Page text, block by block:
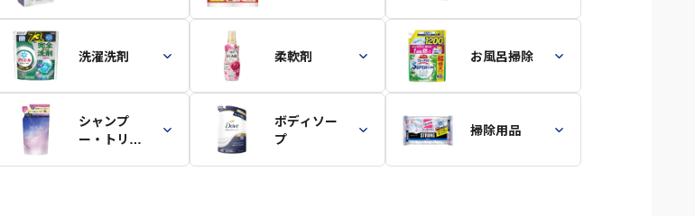
洗濯洗剤 柔軟剤 お風呂掃除
シャンプ
ー・トリー
ボディソー
プ
掃除用品